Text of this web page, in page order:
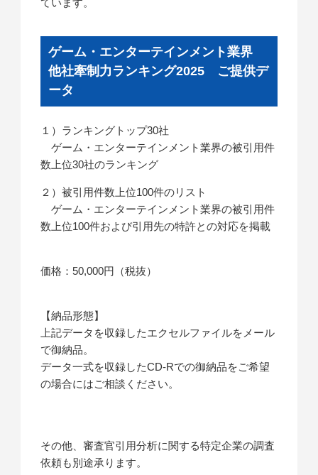
ゲーム・エンターテインメント業界
他社牽制力ランキング2025 ご提供デ
ータ
１）ランキングトップ30社
ゲーム・エンターテインメント業界の被引用件
数上位30社のランキング
２）被引用件数上位100件のリスト
ゲーム・エンターテインメント業界の被引用件
数上位100件および引用先の特許との対応を掲載
価格：50,000円（税抜）
【納品形態】
上記データを収録したエクセルファイルをメール
で御納品。
データ一式を収録したCD-Rでの御納品をご希望
の場合にはご相談ください。
その他、審査官引用分析に関する特定企業の調査
依頼も別途承ります。